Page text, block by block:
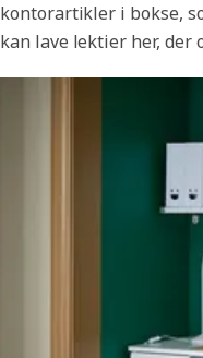
kontorartikler i bokse,
kan lave lektier her, der